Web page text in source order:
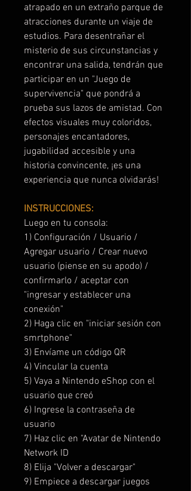
atrapado en un extraño parque de
atracciones durante un viaje de
estudios. Para desentrañar el
misterio de sus circunstancias y
encontrar una salida, tendrán que
participar en un "Juego de
supervivencia" que pondrá a
prueba sus lazos de amistad. Con
efectos visuales muy coloridos,
personajes encantadores,
jugabilidad accesible y una
historia convincente, ¡es una
experiencia que nunca olvidarás!
INSTRUCCIONES:
Luego en tu consola:
1) Configuración / Usuario /
Agregar usuario / Crear nuevo
usuario (piense en su apodo) /
confirmarlo / aceptar con
"ingresar y establecer una
conexión"
2) Haga clic en "iniciar sesión con
smrtphone"
3) Envíame un código QR
4) Vincular la cuenta
5) Vaya a Nintendo eShop con el
usuario que creó
6) Ingrese la contraseña de
usuario
7) Haz clic en "Avatar de Nintendo
Network ID
8) Elija "Volver a descargar"
9) Empiece a descargar juegos